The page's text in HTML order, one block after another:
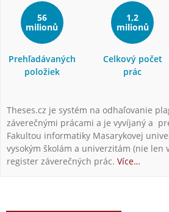
56
milionů
Prehľadávaných
položiek
1,2
milionů
Celkový počet
prác
Theses.cz je systém na odhaľovanie
záverečnými prácami a je vyvíjaný a
Fakultou informatiky Masarykovej
vysokým školám a univerzitám (nie len
register záverečných prác. Více…